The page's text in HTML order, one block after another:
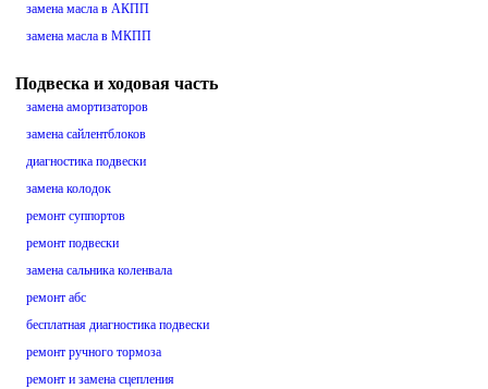
замена масла в АКПП
замена масла в МКПП
Подвеска и ходовая часть
замена амортизаторов
замена сайлентблоков
диагностика подвески
замена колодок
ремонт суппортов
ремонт подвески
замена сальника коленвала
ремонт абс
бесплатная диагностика подвески
ремонт ручного тормоза
ремонт и замена сцепления